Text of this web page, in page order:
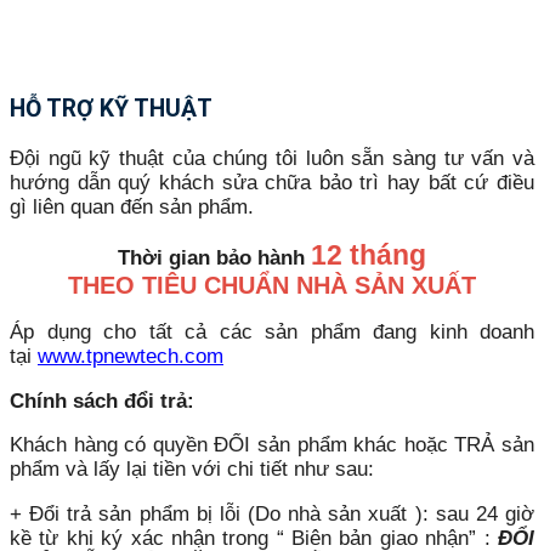
HỖ TRỢ KỸ THUẬT
Đội ngũ kỹ thuật của chúng tôi luôn sẵn sàng tư vấn và
hướng dẫn quý khách sửa chữa bảo trì hay bất cứ điều
gì liên quan đến sản phẩm.
Thời gian bảo hành 12 tháng
THEO TIÊU CHUẨN NHÀ SẢN XUẤT
Áp dụng cho tất cả các sản phẩm đang kinh doanh
tại www.tpnewtech.com
Chính sách đổi trả:
Khách hàng có quyền ĐỔI sản phẩm khác hoặc TRẢ sản
phẩm và lấy lại tiền với chi tiết như sau:
+ Đổi trả sản phẩm bị lỗi (Do nhà sản xuất ): sau 24 giờ
kề từ khi ký xác nhận trong “ Biên bản giao nhận” : ĐỔI